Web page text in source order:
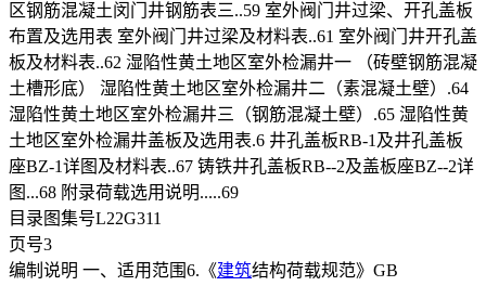
区钢筋混凝土闵门井钢筋表三..59 室外阀门井过梁、开孔盖板
布置及选用表 室外阀门井过梁及材料表..61 室外阀门井开孔盖
板及材料表..62 湿陷性黄土地区室外检漏井一 （砖壁钢筋混凝
土槽形底） 湿陷性黄土地区室外检漏井二（素混凝土壁）.64
湿陷性黄土地区室外检漏井三（钢筋混凝土壁）.65 湿陷性黄
土地区室外检漏井盖板及选用表.6 井孔盖板RB-1及井孔盖板
座BZ-1详图及材料表..67 铸铁井孔盖板RB--2及盖板座BZ--2详
图...68 附录荷载选用说明.....69
目录图集号L22G311
页号3
编制说明 一、适用范围6.《建筑结构荷载规范》GB